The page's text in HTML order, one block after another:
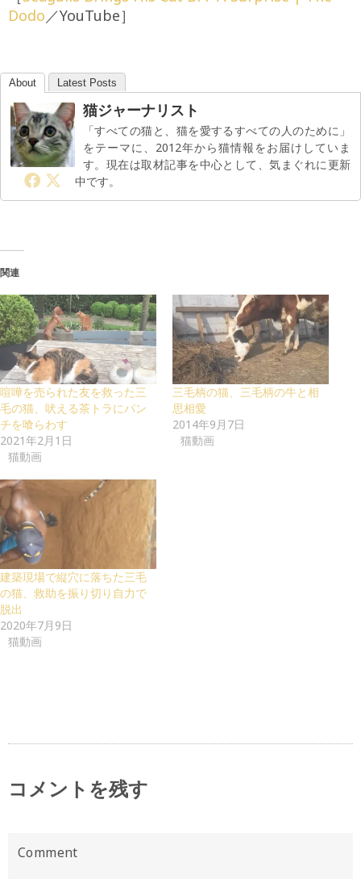
Dodo／YouTube］
About Latest Posts
猫ジャーナリスト
「すべての猫と、猫を愛するすべての人のために」
をテーマに、2012年から猫情報をお届けしていま
す。現在は取材記事を中心として、気まぐれに更新
中です。
関連
喧嘩を売られた友を救った三
毛の猫、吠える茶トラにパン
チを喰らわす
2021年2月1日
猫動画
三毛柄の猫、三毛柄の牛と相
思相愛
2014年9月7日
猫動画
建築現場で縦穴に落ちた三毛
の猫、救助を振り切り自力で
脱出
2020年7月9日
猫動画
コメントを残す